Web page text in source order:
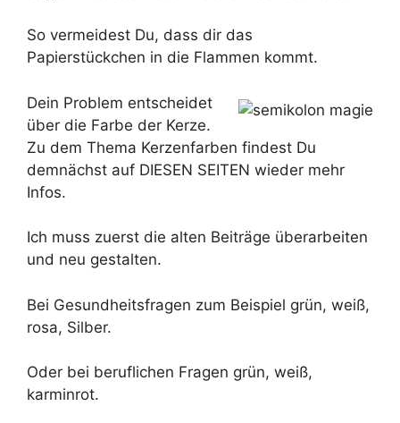
So vermeidest Du, dass dir das
Papierstückchen in die Flammen kommt.
Dein Problem entscheidet
über die Farbe der Kerze.
Zu dem Thema Kerzenfarben findest Du
demnächst auf DIESEN SEITEN wieder mehr
Infos.
Ich muss zuerst die alten Beiträge überarbeiten
und neu gestalten.
Bei Gesundheitsfragen zum Beispiel grün, weiß,
rosa, Silber.
Oder bei beruflichen Fragen grün, weiß,
karminrot.